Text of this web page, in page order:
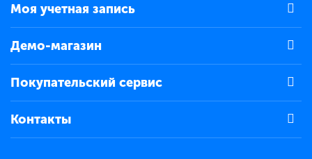
Моя учетная запись
Демо-магазин
Покупательский сервис
Контакты